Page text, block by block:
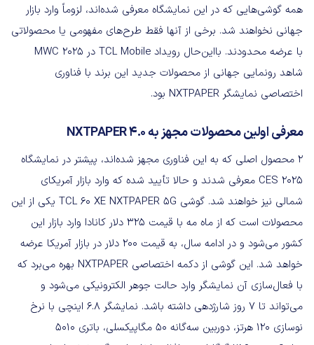
همه گوشی‌هایی که در این نمایشگاه معرفی شده‌اند، لزوماً وارد بازار
جهانی نخواهند شد. برخی از آنها فقط طرح‌های مفهومی یا محصولاتی
با عرضه محدودند. بااین‌حال رویداد TCL Mobile در MWC 2025
شاهد رونمایی جهانی از محصولات جدید این برند با فناوری
اختصاصی نمایشگر NXTPAPER بود.
معرفی اولین محصولات مجهز به NXTPAPER 4.0
۲ محصول اصلی که به این فناوری مجهز شده‌اند، پیشتر در نمایشگاه
CES 2025 معرفی شدند و حالا تأیید شده که وارد بازار آمریکای
شمالی نیز خواهند شد. گوشی TCL 60 XE NXTPAPER 5G یکی از این
محصولات است که از ماه مه با قیمت ۳۲۵ دلار کانادا وارد بازار این
کشور می‌شود و در ادامه سال، به قیمت ۲۰۰ دلار در بازار آمریکا عرضه
خواهد شد. این گوشی از دکمه اختصاصی NXTPAPER بهره می‌برد که
با فعال‌سازی آن نمایشگر وارد حالت جوهر الکترونیکی می‌شود و
می‌تواند تا 7 روز شارژدهی داشته باشد. نمایشگر ۶.۸ اینچی با نرخ
نوسازی ۱۲۰ هرتز، دوربین سه‌گانه ۵۰ مگاپیکسلی، باتری ۵۰۱۰